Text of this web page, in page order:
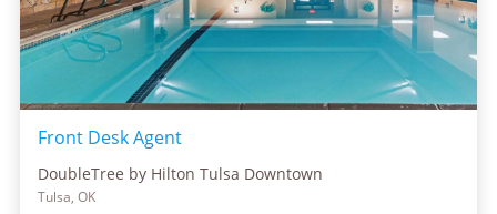
Front Desk Agent
DoubleTree by Hilton Tulsa Downtown
Tulsa, OK